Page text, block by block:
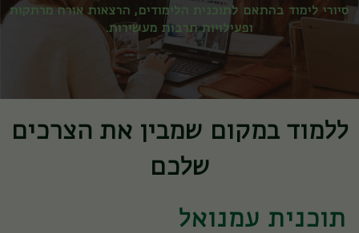
סיורי לימוד בהתאם לתוכנית הלימודים, הרצאות אורח מרתקות
ופעילויות תרבות מעשירות.
ללמוד במקום שמבין את הצרכים
שלכם
תוכנית עמנואל